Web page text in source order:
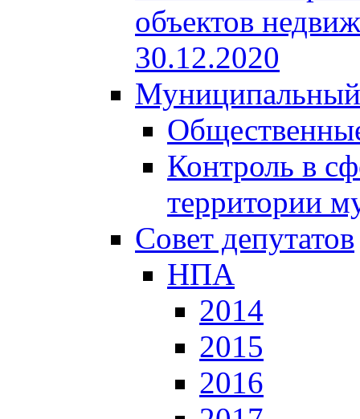
объектов
30.12.2020
Муниципальный
Контроль в
территории
Совет депутатов
НПА
2014
2015
2016